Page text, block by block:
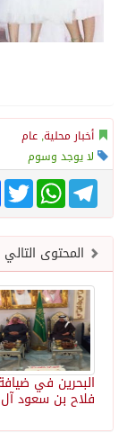
أخبار محلية, عام
لا يوجد وسوم
WhatsAppTelegram
المحتوى التالي
البحرين في
فلاح بن سعود